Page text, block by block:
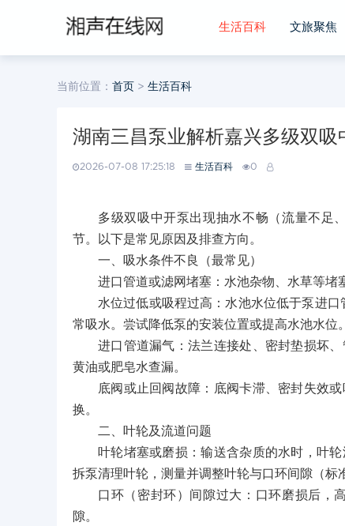
生活百科 文旅聚焦
当前位置： 首页 > 生活百科
湖南三昌泵业解析嘉兴多级双吸
2026-07-08 17:25:18 生活百科 0
多级双吸中开泵出现抽水不畅（流量不足
节。以下是常见原因及排查方向。
一、吸水条件不良（最常见）
进口管道或滤网堵塞：水池杂物、水草等堵
水位过低或吸程过高：水池水位低于泵进
常吸水。尝试降低泵的安装位置或提高水池水位。
进口管道漏气：法兰连接处、密封垫损坏
黄油或肥皂水查漏。
底阀或止回阀故障：底阀卡滞、密封失效
换。
二、叶轮及流道问题
叶轮堵塞或磨损：输送含杂质的水时，叶
拆泵清理叶轮，测量并调整叶轮与口环间隙（标
口环（密封环）间隙过大：口环磨损后，
隙。